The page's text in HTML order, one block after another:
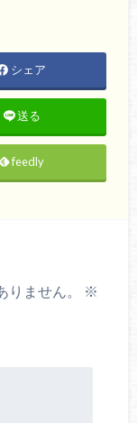
シェア
送る
feedly
ません。
※